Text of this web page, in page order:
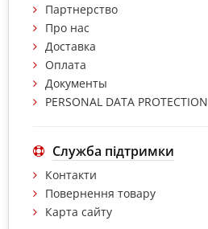
Партнерство
Про нас
Доставка
Оплата
Документы
PERSONAL DATA PROTECTION
Служба підтримки
Контакти
Повернення товару
Карта сайту